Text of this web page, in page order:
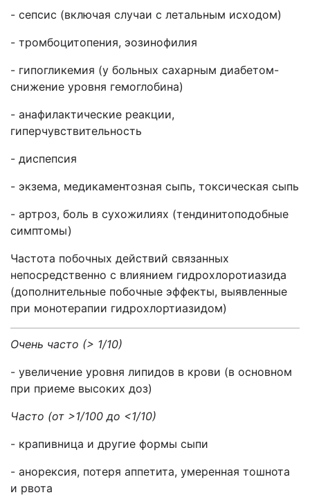
- сепсис (включая случаи с летальным исходом)
- тромбоцитопения, эозинофилия
- гипогликемия (у больных сахарным диабетом-
снижение уровня гемоглобина)
- анафилактические реакции,
гиперчувствительность
- диспепсия
- экзема, медикаментозная сыпь, токсическая сыпь
- артроз, боль в сухожилиях (тендинитоподобные
симптомы)
Частота побочных действий связанных
непосредственно с влиянием гидрохлоротиазида
(дополнительные побочные эффекты, выявленные
при монотерапии гидрохлортиазидом)
Очень часто (> 1/10)
- увеличение уровня липидов в крови (в основном
при приеме высоких доз)
Часто (от >1/100 до <1/10)
- крапивница и другие формы сыпи
- анорексия, потеря аппетита, умеренная тошнота
и рвота